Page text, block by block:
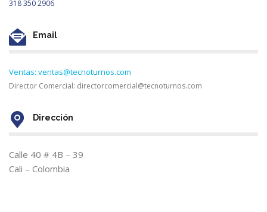
318 350 2906
Email
Ventas: ventas@tecnoturnos.com
Director Comercial: directorcomercial@tecnoturnos.com
Dirección
Calle 40 # 4B – 39
Cali – Colombia